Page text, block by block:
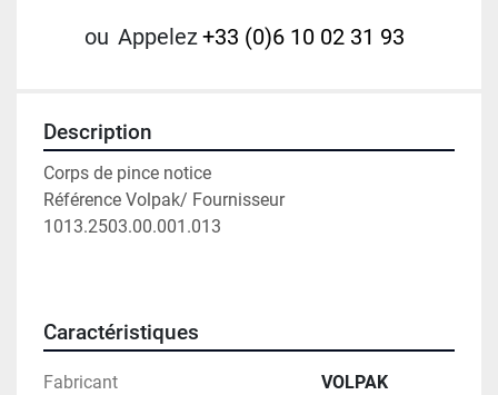
ou Appelez+33 (0)6 10 02 31 93
Description
Corps de pince notice
Référence Volpak/ Fournisseur
1013.2503.00.001.013
Caractéristiques
Fabricant VOLPAK